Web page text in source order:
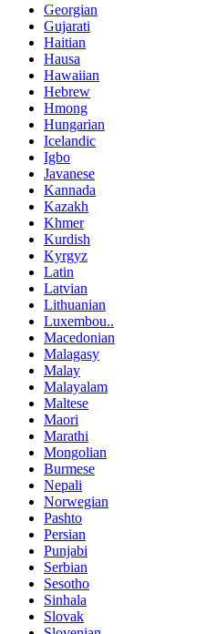
Georgian
Gujarati
Haitian
Hausa
Hawaiian
Hebrew
Hmong
Hungarian
Icelandic
Igbo
Javanese
Kannada
Kazakh
Khmer
Kurdish
Kyrgyz
Latin
Latvian
Lithuanian
Luxembou..
Macedonian
Malagasy
Malay
Malayalam
Maltese
Maori
Marathi
Mongolian
Burmese
Nepali
Norwegian
Pashto
Persian
Punjabi
Serbian
Sesotho
Sinhala
Slovak